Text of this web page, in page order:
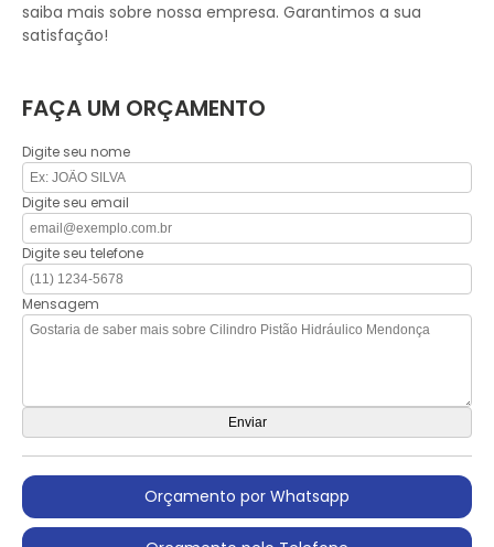
saiba mais sobre nossa empresa. Garantimos a sua
satisfação!
FAÇA UM ORÇAMENTO
Digite seu nome
Digite seu email
Digite seu telefone
Mensagem
Orçamento por Whatsapp